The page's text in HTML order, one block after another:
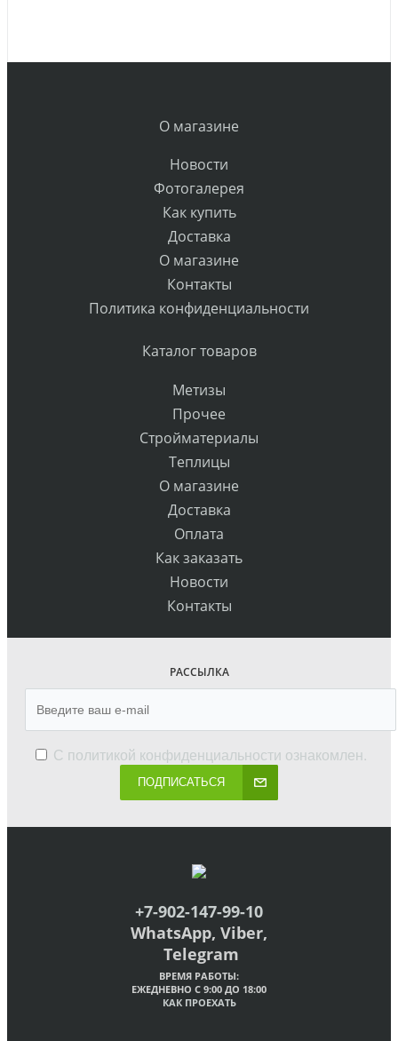
О магазине
Новости
Фотогалерея
Как купить
Доставка
О магазине
Контакты
Политика конфиденциальности
Каталог товаров
Метизы
Прочее
Стройматериалы
Теплицы
О магазине
Доставка
Оплата
Как заказать
Новости
Контакты
РАССЫЛКА
С политикой конфиденциальности ознакомлен.
ПОДПИСАТЬСЯ
+7-902-147-99-10
WhatsApp, Viber,
Telegram
ВРЕМЯ РАБОТЫ:
ЕЖЕДНЕВНО С 9:00 ДО 18:00
КАК ПРОЕХАТЬ